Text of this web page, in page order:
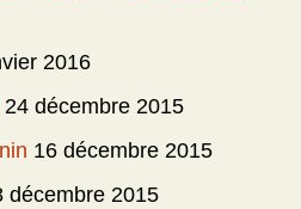
2016
24 décembre 2015
16 décembre 2015
décembre 2015